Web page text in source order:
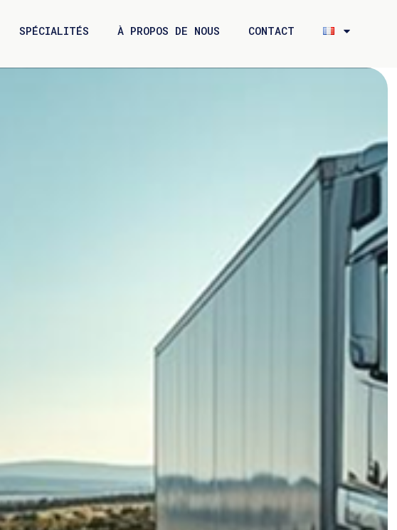
SPÉCIALITÉS À PROPOS DE NOUS CONTACT